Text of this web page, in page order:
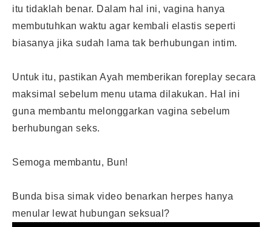
itu tidaklah benar. Dalam hal ini, vagina hanya
membutuhkan waktu agar kembali elastis seperti
biasanya jika sudah lama tak berhubungan intim.
Untuk itu, pastikan Ayah memberikan foreplay secara
maksimal sebelum menu utama dilakukan. Hal ini
guna membantu melonggarkan vagina sebelum
berhubungan seks.
Semoga membantu, Bun!
Bunda bisa simak video benarkan herpes hanya
menular lewat hubungan seksual?